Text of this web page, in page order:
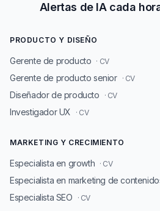
Alertas de IA cada
PRODUCTO Y DISEÑO
Gerente de producto · CV
Gerente de producto senior · CV
Diseñador de producto · CV
Investigador UX · CV
MARKETING Y CRECIMIENTO
Especialista en growth · CV
Especialista en marketing de
Especialista SEO · CV